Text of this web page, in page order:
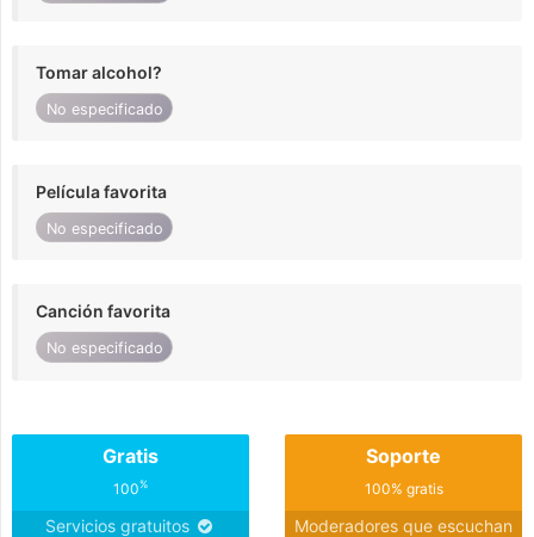
Tomar alcohol?
No especificado
Película favorita
No especificado
Canción favorita
No especificado
Gratis
100%
Servicios gratuitos
Soporte
100% gratis
Moderadores que escuchan